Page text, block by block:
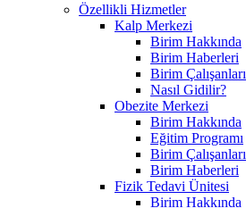
Özellikli Hizmetler
Kalp Merkezi
Birim Hakkında
Birim Haberleri
Birim Çalışanları
Nasıl Gidilir?
Obezite Merkezi
Birim Hakkında
Eğitim Programı
Birim Çalışanları
Birim Haberleri
Fizik Tedavi Ünitesi
Birim Hakkında